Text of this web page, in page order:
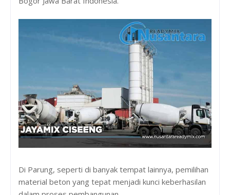
Di Parung, seperti di banyak tempat lainnya, pemilihan
material beton yang tepat menjadi kunci keberhasilan